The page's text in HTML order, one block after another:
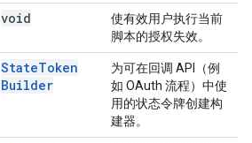
void
使有效用户执行当前
脚本的授权失效。
StateToken
Builder
为可在回调 API（例
如 OAuth 流程）中使
用的状态令牌创建构
建器。